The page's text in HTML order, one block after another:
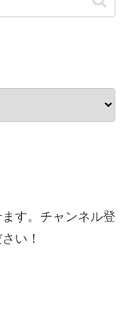
す。チャンネル登
い！